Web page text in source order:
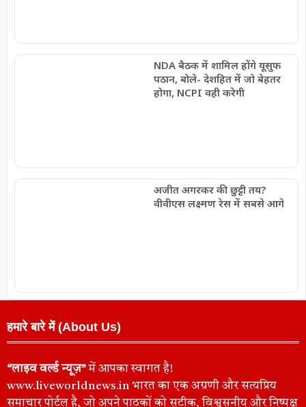
NDA बैठक में शामिल होंगे यूसुफ
पठान, बोले- देशहित में जो बेहतर
होगा, NCPI वही करेगी
अजीत अगरकर की छुट्टी तय?
वीवीएस लक्ष्मण रेस में सबसे आगे
हमारे बारे में (About Us)
“लाइव वर्ल्ड न्यूज़”में आपका स्वागत है!
www.liveworldnews.in भारत का एक अग्रणी और सत्यप्रिय
समाचार पोर्टल है, जो अपने पाठकों को सटीक, विश्वसनीय और निष्पक्ष